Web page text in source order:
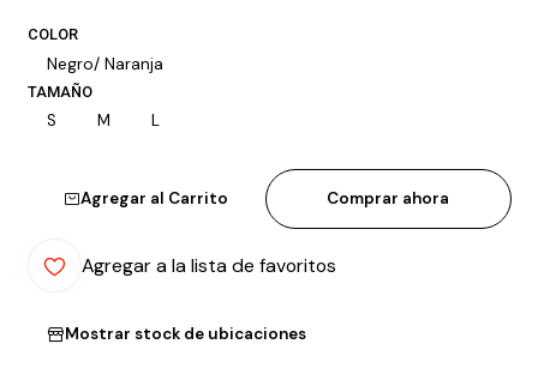
COLOR
Negro/ Naranja
TAMAÑO
S M L
Agregar al Carrito Comprar ahora
Agregar a la lista de favoritos
Mostrar stock de ubicaciones